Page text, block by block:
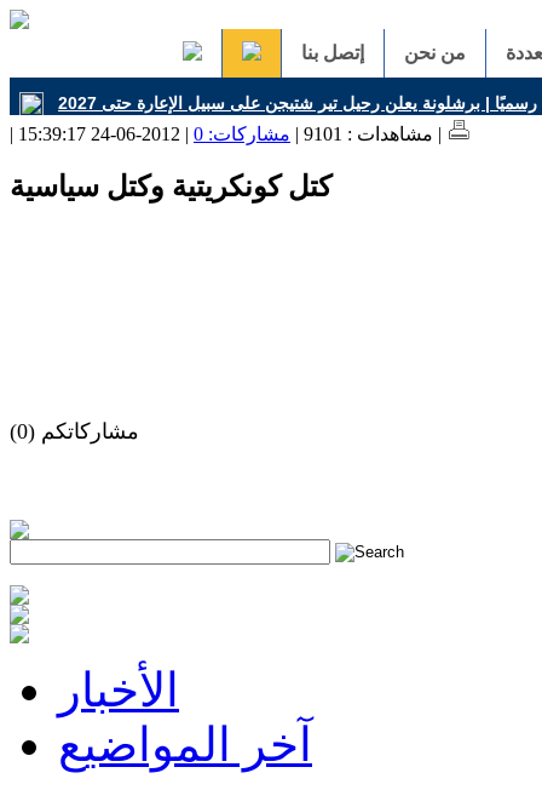
من نحن إتصل بنا
| مشاهدات : 9101 | مشاركات: 0 | 2012-06-24 15:39:17 |
كتل كونكريتية وكتل سياسية
مشاركاتكم (0)
h
الأخبار
آخر المواضيع